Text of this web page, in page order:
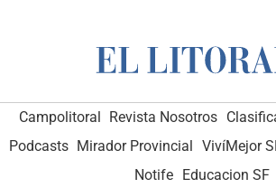
Campolitoral Revista Nosotros
Podcasts Mirador Provincial VivíMejor
Notife Educacion SF